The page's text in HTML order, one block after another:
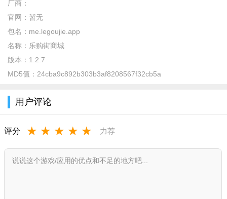
责任公司专为安卓Android手机用户推出的满足其生活消费和线上
厂商：
官网： 暂无
包名： me.legoujie.app
名称： 乐购街商城
版本： 1.2.7
MD5值： 24cba9c892b303b3af8208567f32cb5a
用户评论
评分 ★ ★ ★ ★ ★ 力荐